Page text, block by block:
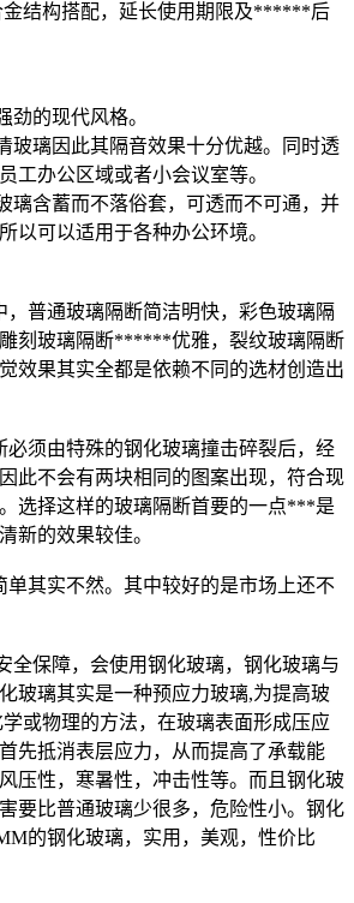
金结构搭配，延长使用期限及******后
劲的现代风格。
玻璃因此其隔音效果十分优越。同时透
工办公区域或者小会议室等。
璃含蓄而不落俗套，可透而不可通，并
以可以适用于各种办公环境。
，普通玻璃隔断简洁明快，彩色玻璃隔
刻玻璃隔断******优雅，裂纹玻璃隔断
效果其实全都是依赖不同的选材创造出
必须由特殊的钢化玻璃撞击碎裂后，经
此不会有两块相同的图案出现，符合现
选择这样的玻璃隔断首要的一点***是
新的效果较佳。
单其实不然。其中较好的是市场上还不
全保障，会使用钢化玻璃，钢化玻璃与
玻璃其实是一种预应力玻璃,为提高玻
或物理的方法，在玻璃表面形成压应
先抵消表层应力，从而提高了承载能
压性，寒暑性，冲击性等。而且钢化玻
要比普通玻璃少很多，危险性小。钢化
的钢化玻璃，实用，美观，性价比